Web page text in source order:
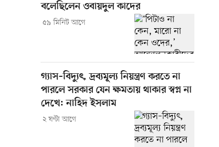
বলেছিলেন ওবায়দুল কাদের
৫৯ মিনিট আগে
গ্যাস–বিদ্যুৎ, দ্রব্যমূল্য নিয়ন্ত্রণ করতে না
পারলে সরকার যেন ক্ষমতায় থাকার স্বপ্ন না
দেখে: নাহিদ ইসলাম
২ ঘণ্টা আগে